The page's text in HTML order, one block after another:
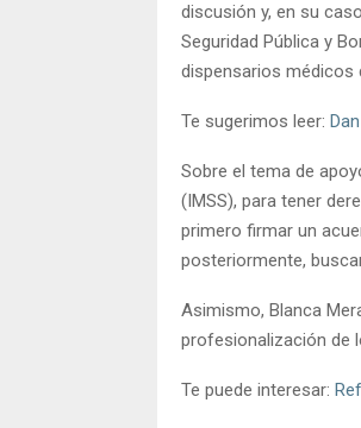
discusión y, en su
Seguridad Pública y
dispensarios médicos
Te sugerimos leer:
Sobre el tema de
(IMSS), para tener
primero firmar un
posteriormente,
Asimismo, Blanca
profesionalización de
Te puede interesar: